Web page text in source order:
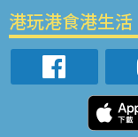
港玩港食港生活